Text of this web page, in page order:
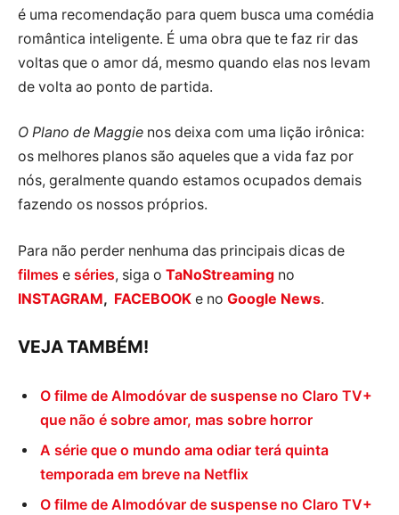
é uma recomendação para quem busca uma comédia
romântica inteligente. É uma obra que te faz rir das
voltas que o amor dá, mesmo quando elas nos levam
de volta ao ponto de partida.
O Plano de Maggie nos deixa com uma lição irônica:
os melhores planos são aqueles que a vida faz por
nós, geralmente quando estamos ocupados demais
fazendo os nossos próprios.
Para não perder nenhuma das principais dicas de
filmes e séries, siga o TaNoStreaming no
INSTAGRAM, FACEBOOK e no Google News.
VEJA TAMBÉM!
O filme de Almodóvar de suspense no Claro TV+
que não é sobre amor, mas sobre horror
A série que o mundo ama odiar terá quinta
temporada em breve na Netflix
O filme de Almodóvar de suspense no Claro TV+